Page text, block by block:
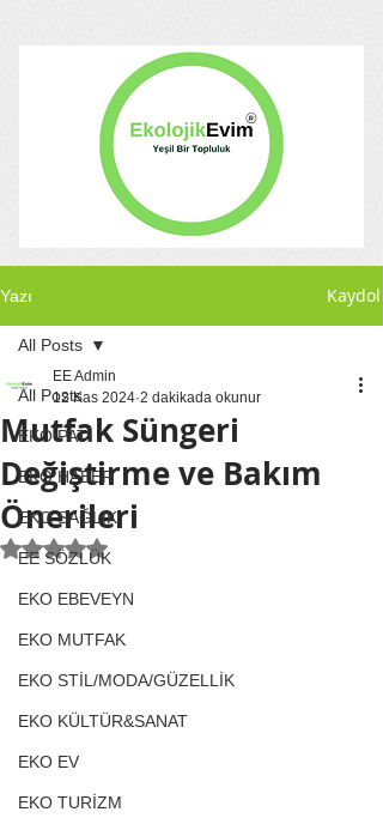
Yazı Kaydol
All Posts
EKO PATİ
EKO HABER
EKO SAĞLIK
EE SÖZLÜK
EKO EBEVEYN
EKO MUTFAK
EKO STİL/MODA/GÜZELLİK
EKO KÜLTÜR&SANAT
EKO EV
EKO TURİZM
All Posts
Mutfak Süngeri
Değiştirme ve Bakım
Önerileri
EE Admin
12 Kas 2024 2 dakikada okunur
5 üzerinden NaN yıldız